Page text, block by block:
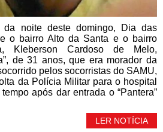
noite deste domingo, Dia das
o bairro Alto da Santa e o bairro
Kleberson Cardoso de Melo,
de 31 anos, que era morador da
pelos socorristas do SAMU,
da Polícia Militar para o hospital
após dar entrada o “Pantera”
LER NOTÍCIA